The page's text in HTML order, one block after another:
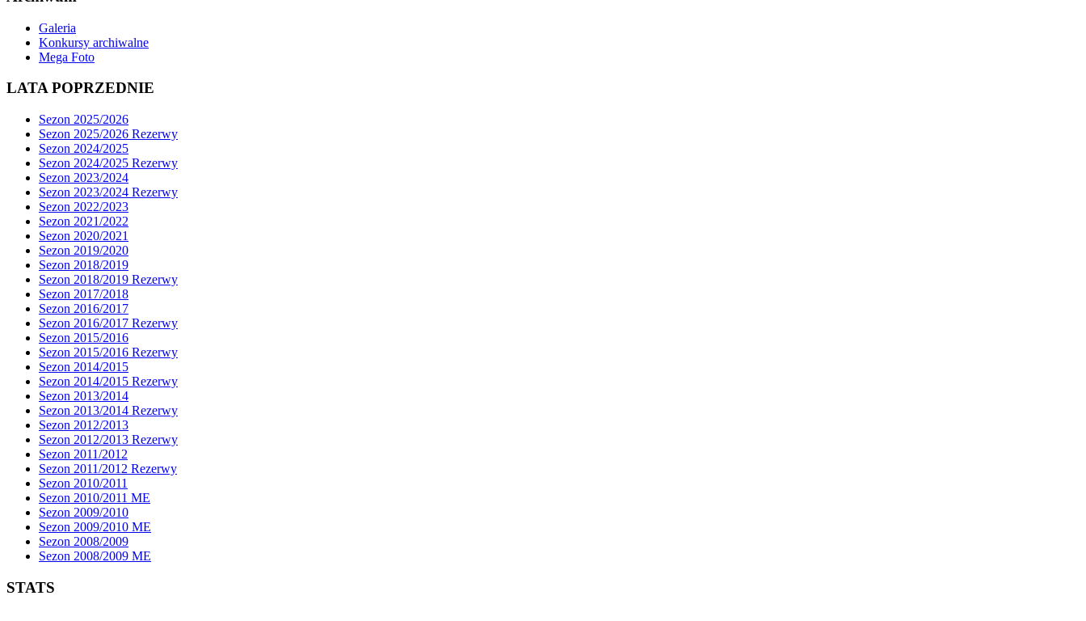
Galeria
Konkursy archiwalne
Mega Foto
LATA POPRZEDNIE
Sezon 2025/2026
Sezon 2025/2026 Rezerwy
Sezon 2024/2025
Sezon 2024/2025 Rezerwy
Sezon 2023/2024
Sezon 2023/2024 Rezerwy
Sezon 2022/2023
Sezon 2021/2022
Sezon 2020/2021
Sezon 2019/2020
Sezon 2018/2019
Sezon 2018/2019 Rezerwy
Sezon 2017/2018
Sezon 2016/2017
Sezon 2016/2017 Rezerwy
Sezon 2015/2016
Sezon 2015/2016 Rezerwy
Sezon 2014/2015
Sezon 2014/2015 Rezerwy
Sezon 2013/2014
Sezon 2013/2014 Rezerwy
Sezon 2012/2013
Sezon 2012/2013 Rezerwy
Sezon 2011/2012
Sezon 2011/2012 Rezerwy
Sezon 2010/2011
Sezon 2010/2011 ME
Sezon 2009/2010
Sezon 2009/2010 ME
Sezon 2008/2009
Sezon 2008/2009 ME
STATS